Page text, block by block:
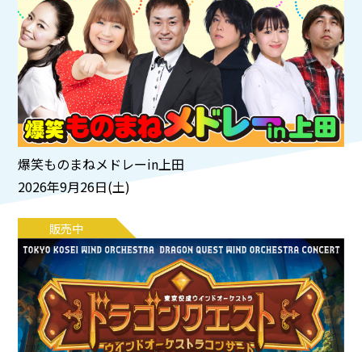
爆笑ものまねメドレーin上田
2026年9月26日(土)
販売中